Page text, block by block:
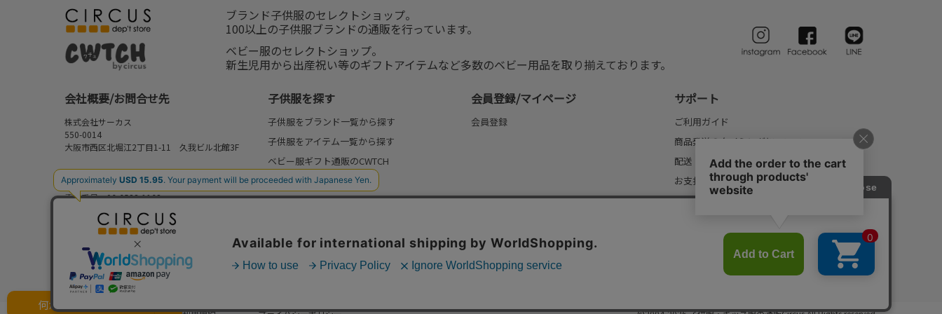
ブランド子供服のセレクトショップ。
100以上の子供服ブランドの通販を行っています。
ベビー服のセレクトショップ。
新生児用から出産祝い等のギフトアイテムなど多数のベビー用品を取り揃えております。
会社概要/お問合せ先
株式会社サーカス
550-0014
大阪市西区北堀江2丁目1-11 久我ビル北館3F
お問合せ先
⇒FAQ/お問合せフォーム
電話番号：06-6538-1163
営業時間：10:00-17:00
定休日：日曜・祝日
子供服を探す
子供服をブランド一覧から探す
子供服をアイテム一覧から探す
ベビー服ギフト通販のCWTCH
新作
再入荷
セール
my focus(よみもの)
会員登録/マイページ
会員登録
サポート
ご利用ガイド
商品発送のタイミングについて
配送・送料について
お支払いについて
返品・交換について
何かお探しですか？